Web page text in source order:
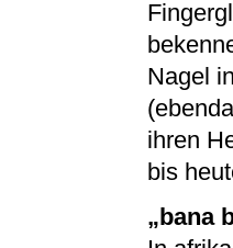
Nagel
ihren
bis
„bana